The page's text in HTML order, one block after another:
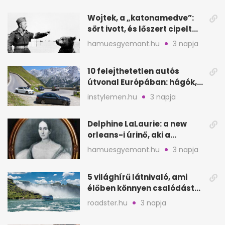
Wojtek, a „katonamedve”:
sört ivott, és lőszert cipelt
Monte Cassinónál
hamuesgyemant.hu 3 napja
10 felejthetetlen autós
útvonal Európában: hágók,
partok, fjordok
instylemen.hu 3 napja
Delphine LaLaurie: a new
orleans-i úrinő, aki a
padláson kínzott
hamuesgyemant.hu 3 napja
5 világhírű látnivaló, ami
élőben könnyen csalódást
okozhat
roadster.hu 3 napja